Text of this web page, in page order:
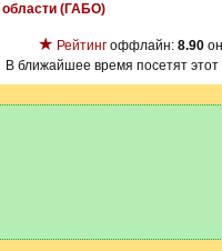
области (ГАБО)
★ Рейтинг оффлайн: 8.90
В ближайшее время посетят этот